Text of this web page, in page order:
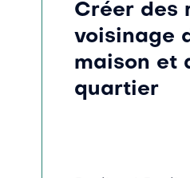
Créer des
voisinage
maison et
quartier